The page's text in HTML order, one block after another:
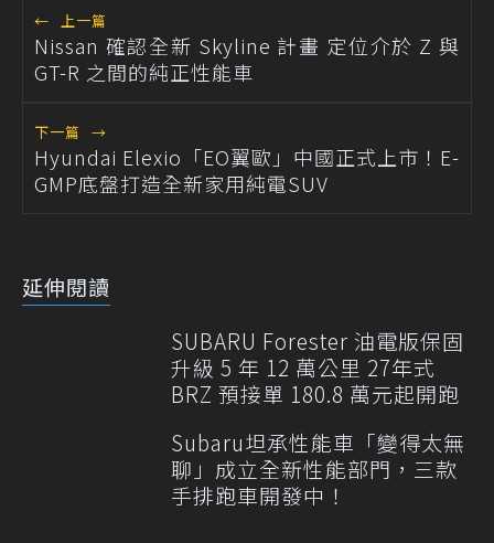
← 上一篇
Nissan 確認全新 Skyline 計畫 定位介於 Z 與
GT-R 之間的純正性能車
下一篇 →
Hyundai Elexio「EO翼歐」中國正式上市！E-
GMP底盤打造全新家用純電SUV
延伸閱讀
SUBARU Forester 油電版保固
升級 5 年 12 萬公里 27年式
BRZ 預接單 180.8 萬元起開跑
Subaru坦承性能車「變得太無
聊」成立全新性能部門，三款
手排跑車開發中！